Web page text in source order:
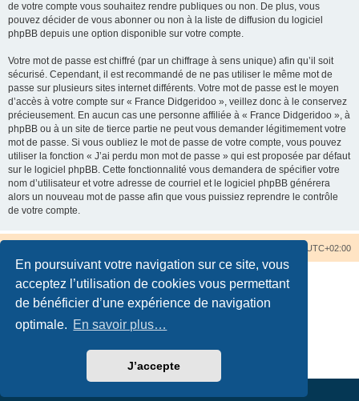
En poursuivant votre navigation sur ce site, vous
acceptez l’utilisation de cookies vous permettant
de bénéficier d’une expérience de navigation
optimale. En savoir plus…
J’accepte
de votre compte vous souhaitez rendre publiques ou non. De plus, vous
pouvez décider de vous abonner ou non à la liste de diffusion du logiciel
phpBB depuis une option disponible sur votre compte.
Votre mot de passe est chiffré (par un chiffrage à sens unique) afin qu’il soit
sécurisé. Cependant, il est recommandé de ne pas utiliser le même mot de
passe sur plusieurs sites internet différents. Votre mot de passe est le moyen
d’accès à votre compte sur « France Didgeridoo », veillez donc à le conservez
précieusement. En aucun cas une personne affiliée à « France Didgeridoo », à
phpBB ou à un site de tierce partie ne peut vous demander légitimement votre
mot de passe. Si vous oubliez le mot de passe de votre compte, vous pouvez
utiliser la fonction « J’ai perdu mon mot de passe » qui est proposée par défaut
sur le logiciel phpBB. Cette fonctionnalité vous demandera de spécifier votre
nom d’utilisateur et votre adresse de courriel et le logiciel phpBB générera
alors un nouveau mot de passe afin que vous puissiez reprendre le contrôle
de votre compte.
UTC+02:00
Traduction française officielle©
Confidentialité